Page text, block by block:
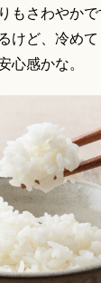
もさわやか
けど、冷め
心感かな。